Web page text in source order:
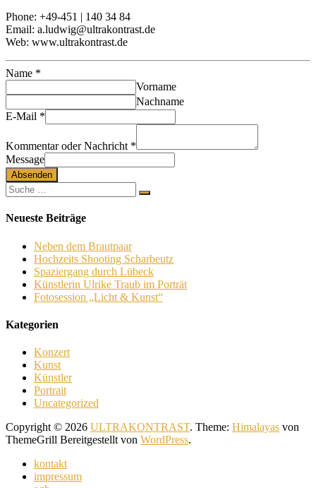
Phone: +49-451 | 140 34 84
Email: a.ludwig@ultrakontrast.de
Web: www.ultrakontrast.de
Name *
Vorname
Nachname
E-Mail *
Kommentar oder Nachricht *
Message
Absenden
Neueste Beiträge
Neben dem Brautpaar
Hochzeits Shooting Scharbeutz
Spaziergang durch Lübeck
Künstlerin Ulrike Traub im Porträt
Fotosession „Licht & Kunst“
Kategorien
Konzert
Kunst
Künstler
Portrait
Uncategorized
Copyright © 2026 ULTRAKONTRAST. Theme: Himalayas von
ThemeGrill Bereitgestellt von WordPress.
kontakt
impressum